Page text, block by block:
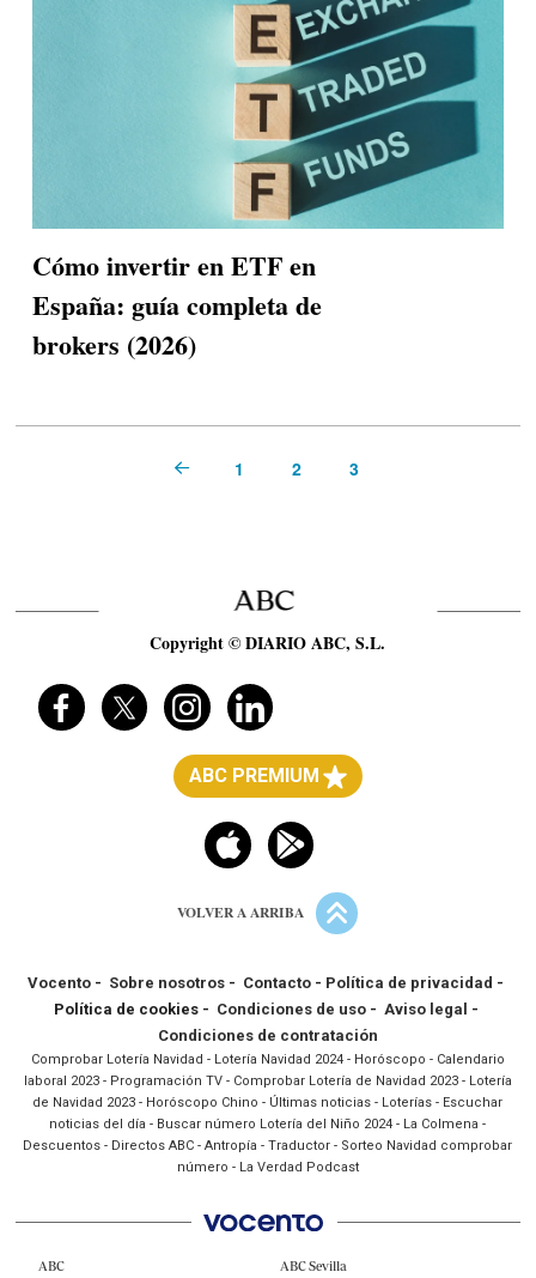
Cómo invertir en ETF en
España: guía completa de
brokers (2026)
Prev 1 2 3
Copyright © DIARIO ABC, S.L.
ABC PREMIUM
VOLVER A ARRIBA
Vocento - Sobre nosotros - Contacto - Política de privacidad -
Política de cookies - Condiciones de uso- Aviso legal -
Condiciones de contratación
Comprobar Lotería Navidad - Lotería Navidad 2024- Horóscopo - Calendario
laboral 2023- Programación TV- Comprobar Lotería de Navidad 2023- Lotería
de Navidad 2023 - Horóscopo Chino - Últimas noticias - Loterías - Escuchar
noticias del día - Buscar número Lotería del Niño 2024 - La Colmena -
Descuentos - Directos ABC -Antropía -Traductor - Sorteo Navidad comprobar
número - La Verdad Podcast
ABC ABC Sevilla